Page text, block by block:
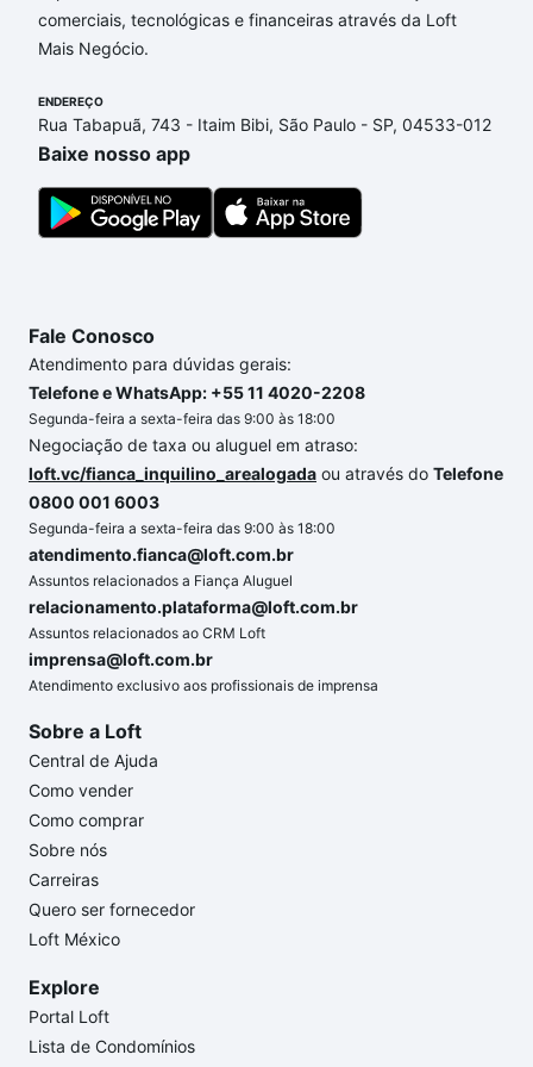
opções de financiamento imobiliário as parcelas
podem se adequar ao seu orçamento. Se ainda tem
de compra, veja em nosso portal
comprar um apartamento e conte com a gente para
comprar o imóvel dos seus sonhos com segurança e
conforto. Loft, com você até as chaves.
comerciais, tecnológicas e financeiras através da Loft
Mais Negócio.
ENDEREÇO
Rua Tabapuã, 743 - Itaim Bibi, São Paulo - SP, 04533-012
Baixe nosso app
Fale Conosco
Atendimento para dúvidas gerais:
Telefone e WhatsApp: +55 11 4020-2208
Segunda-feira a sexta-feira das 9:00 às 18:00
Negociação de taxa ou aluguel em atraso:
loft.vc/fianca_inquilino_arealogada ou através do Telefone
0800 001 6003
Segunda-feira a sexta-feira das 9:00 às 18:00
atendimento.fianca@loft.com.br
Assuntos relacionados a Fiança Aluguel
relacionamento.plataforma@loft.com.br
Assuntos relacionados ao CRM Loft
imprensa@loft.com.br
Atendimento exclusivo aos profissionais de imprensa
Sobre a Loft
Central de Ajuda
Como vender
Como comprar
Sobre nós
Carreiras
Quero ser fornecedor
Loft México
Explore
Portal Loft
Lista de Condomínios